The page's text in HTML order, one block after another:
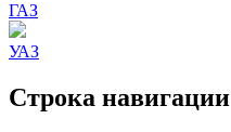
ГАЗ
УАЗ
Строка навигации